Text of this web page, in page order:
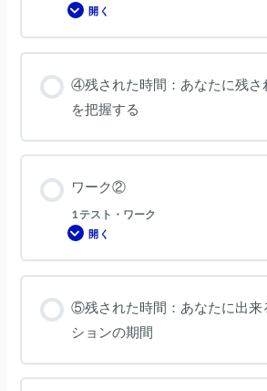
開く
ワ
ク
①
④残された時間：あなたに残さ
を把握する
ワーク②
1 テスト・ワーク
開く
ワ
ク
②
⑤残された時間：あなたに出来
ションの期間